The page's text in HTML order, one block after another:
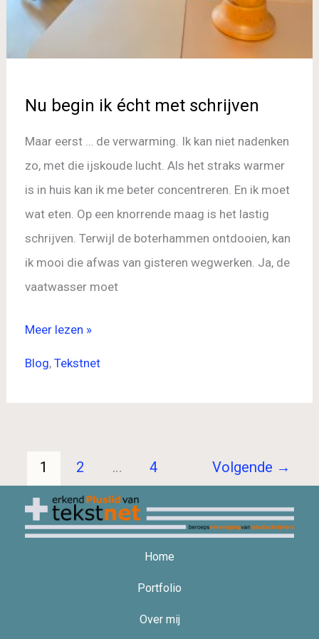
Nu begin ik écht met schrijven
Maar eerst … de verwarming. Ik kan niet nadenken
zo, met die ijskoude lucht. Als het straks warmer
is in huis kan ik me beter concentreren. En ik moet
wat eten. Op een knorrende maag is het lastig
schrijven. Terwijl de boterhammen ontdooien, kan
ik mooi die afwas van gisteren wegwerken. Ja, de
vaatwasser moet
Meer lezen »
Blog, Tekstnet
1 2 … 4 Volgende →
Home
Portfolio
Over mij